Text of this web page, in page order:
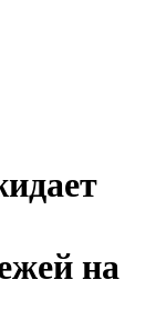
на